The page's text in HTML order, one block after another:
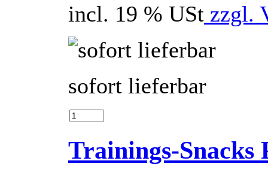
incl. 19 % USt zzgl.
sofort lieferbar
Trainings-Snacks